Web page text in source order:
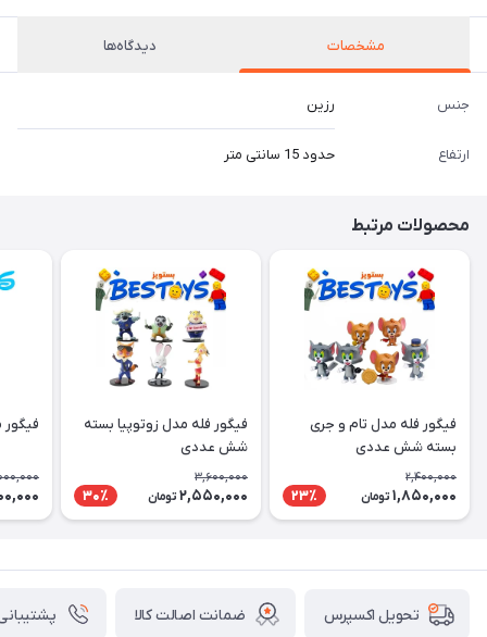
مشخصات دیدگاه‌ها
جنس رزین
ارتفاع حدود 15 سانتی متر
محصولات مرتبط
فیگور فله مدل تام و جری
بسته شش عددی
2,400,000
1,850,000 تومان 23٪
فیگور فله مدل زوتوپیا بسته
شش عددی
3,600,000
2,550,000 تومان 30٪
تحویل اکسپرس ضمانت اصالت کالا پشتیبانی ۲۴